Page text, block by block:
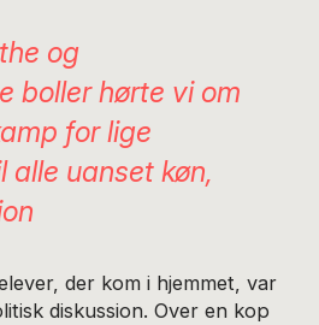
og
boller hørte vi om
for lige
alle uanset køn,
der kom i hjemmet, var
diskussion. Over en kop